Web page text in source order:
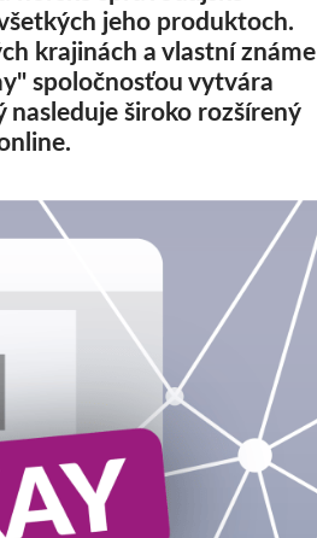
jeho produktoch.
krajinách a vlastní známe
spoločnosťou vytvára
nasleduje široko rozšírený